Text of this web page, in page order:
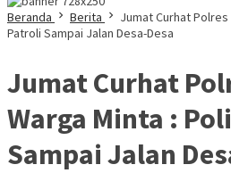
Beranda
Berita
Jumat Curhat
Patroli Sampai Jalan Desa-Desa
Jumat Curhat
Warga Minta :
Sampai Jalan